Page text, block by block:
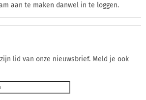
aan te maken danwel in te loggen.
lid van onze nieuwsbrief. Meld je ook